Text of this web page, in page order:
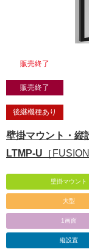
販売終了
販売終了
後継機種あり
壁掛マウント・
LTMP-U ［
壁掛マウント
大型
1画面
縦設置